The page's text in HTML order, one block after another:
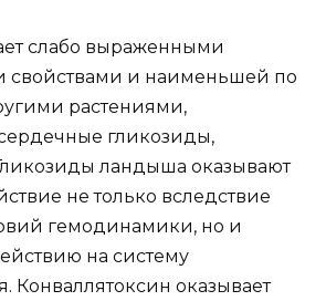
слабо выраженными
свойствами и наименьшей по
растениями,
гликозиды,
ландыша оказывают
не только вследствие
гемодинамики, но и
на систему
Конваллятоксин оказывает